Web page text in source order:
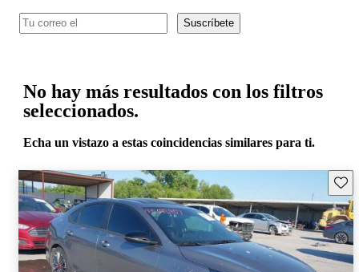
Suscríbete
No hay más resultados con los filtros
seleccionados.
Echa un vistazo a estas coincidencias similares para ti.